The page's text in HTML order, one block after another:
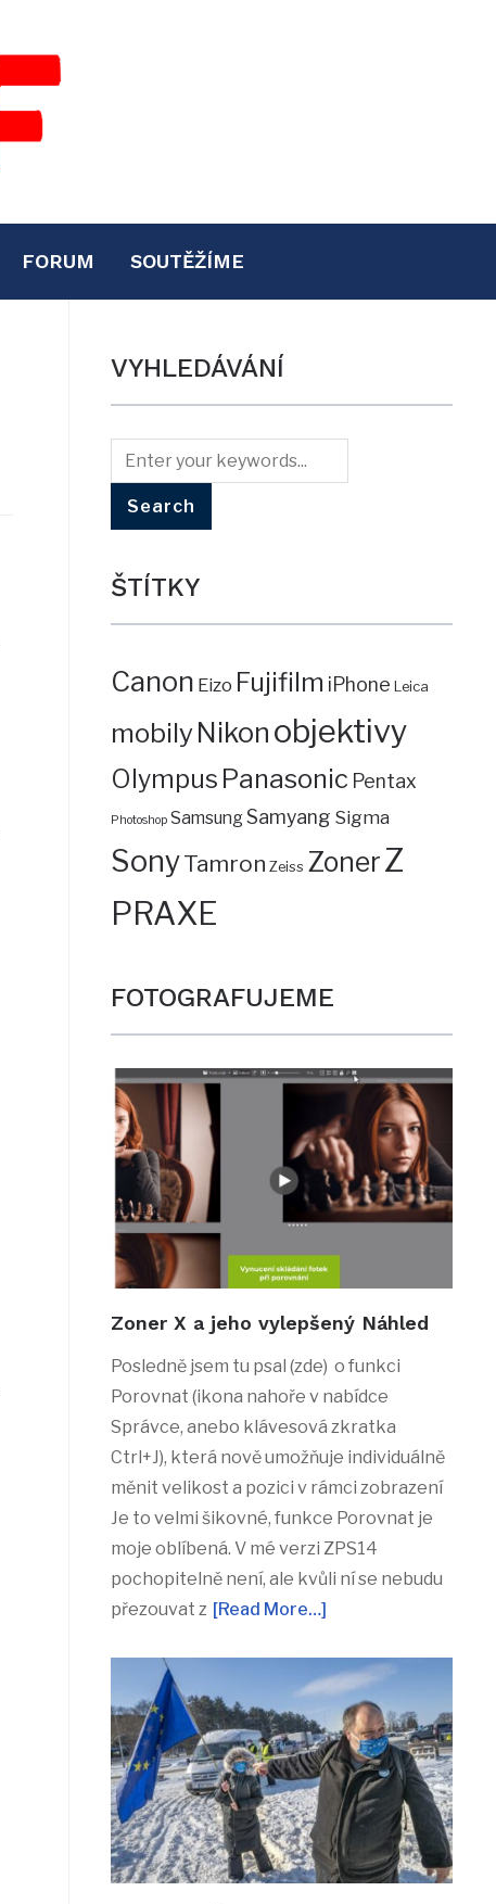
FORUM SOUTĚŽÍME
VYHLEDÁVÁNÍ
ŠTÍTKY
Canon Eizo Fujifilm iPhone Leica
mobilyNikon objektivy
Olympus Panasonic Pentax
Photoshop SamsungSamyang Sigma
SonyTamron Zeiss ZonerZ
PRAXE
FOTOGRAFUJEME
Zoner X a jeho vylepšený Náhled
Posledně jsem tu psal (zde) o funkci
Porovnat (ikona nahoře v nabídce
Správce, anebo klávesová zkratka
Ctrl+J), která nově umožňuje individuálně
měnit velikost a pozici v rámci zobrazení
Je to velmi šikovné, funkce Porovnat je
moje oblíbená. V mé verzi ZPS14
pochopitelně není, ale kvůli ní se nebudu
přezouvat z [Read More…]